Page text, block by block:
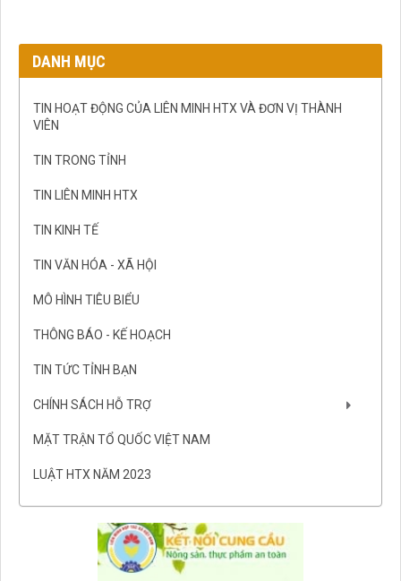
DANH MỤC
TIN HOẠT ĐỘNG CỦA LIÊN MINH HTX VÀ ĐƠN VỊ THÀNH
VIÊN
TIN TRONG TỈNH
TIN LIÊN MINH HTX
TIN KINH TẾ
TIN VĂN HÓA - XÃ HỘI
MÔ HÌNH TIÊU BIỂU
THÔNG BÁO - KẾ HOẠCH
TIN TỨC TỈNH BẠN
CHÍNH SÁCH HỖ TRỢ
MẶT TRẬN TỔ QUỐC VIỆT NAM
LUẬT HTX NĂM 2023